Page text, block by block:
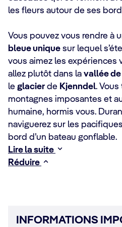
les fleurs autour de ses
Vous pouvez vous rendre à
bleue unique sur lequel
vous aimez les expériences
allez plutôt dans la vallée
le glacier de Kjenndel.
montagnes imposantes et
humaine, hormis vous.
naviguerez sur les
bord d’un bateau gonflable.
Lire la suite
Réduire
INFORMATIONS